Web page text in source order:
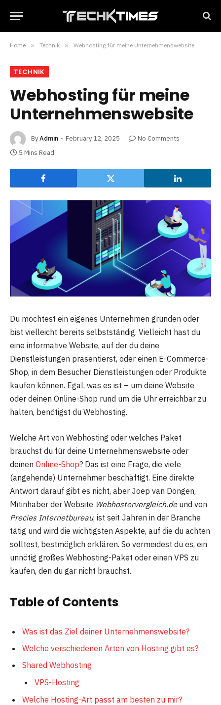
Home » Technik » Webhosting für meine Unternehmenswebsite
TECHNIK
Webhosting für meine
Unternehmenswebsite
ByAdmin February 12, 2025
No Comments
5 Mins Read
Du möchtest ein eigenes Unternehmen gründen oder
bist vielleicht bereits selbstständig. Vielleicht hast du
eine informative Website, auf der du deine
Dienstleistungen präsentierst, oder einen E-Commerce-
Shop, in dem Besucher Dienstleistungen oder Produkte
kaufen können. Egal, was es ist – um deine Website
oder deinen Online-Shop rund um die Uhr erreichbar zu
halten, benötigst du Webhosting.
Welche Art von Webhosting oder welches Paket
brauchst du für deine Unternehmenswebsite oder
deinen Online-Shop? Das ist eine Frage, die viele
(angehende) Unternehmer beschäftigt. Eine direkte
Antwort darauf gibt es nicht, aber Joep van Dongen,
Mitinhaber der Website Webhostervergleich.deund von
Precies Internetbureau, ist seit Jahren in der Branche
tätig und wird die wichtigsten Aspekte, auf die du achten
solltest, bestmöglich erklären. So vermeidest du es, ein
unnötig großes Webhosting-Paket oder einen VPS zu
kaufen, den du gar nicht brauchst.
Table of Contents
Was ist das Ziel deiner Unternehmenswebsite?
Welche verschiedenen Arten von Hosting gibt es?
Shared Webhosting
VPS-Hosting
Welche Hosting-Art passt am besten zu mir?